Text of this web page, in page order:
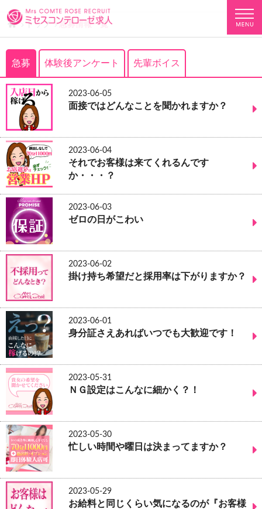
トップ 急募情報一覧
急募 体験後アンケート 先輩ボイス
2023-06-05
面接ではどんなことを聞かれますか？
2023-06-04
それでお客様は来てくれるんです
か・・・？
2023-06-03
ゼロの日がこわい
2023-06-02
掛け持ち希望だと採用率は下がりますか？
2023-06-01
身分証さえあればいつでも大歓迎です！
2023-05-31
ＮＧ設定はこんなに細かく？！
2023-05-30
忙しい時間や曜日は決まってますか？
2023-05-29
お給料と同じくらい気になるのが『お客様